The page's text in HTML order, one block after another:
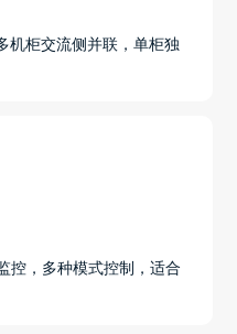
机柜交流侧并联，单柜独
控，多种模式控制，适合